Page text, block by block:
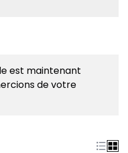
est maintenant
de votre